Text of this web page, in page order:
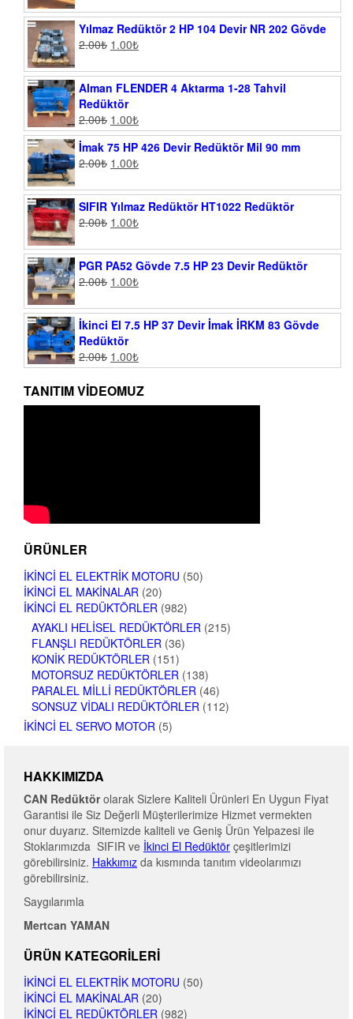
Yılmaz Redüktör 2 HP 104 Devir NR 202 Gövde
2.00₺ 1.00₺
Alman FLENDER 4 Aktarma 1-28 Tahvil
Redüktör
2.00₺ 1.00₺
İmak 75 HP 426 Devir Redüktör Mil 90 mm
2.00₺ 1.00₺
SIFIR Yılmaz Redüktör HT1022 Redüktör
2.00₺ 1.00₺
PGR PA52 Gövde 7.5 HP 23 Devir Redüktör
2.00₺ 1.00₺
İkinci El 7.5 HP 37 Devir İmak İRKM 83 Gövde
Redüktör
2.00₺ 1.00₺
TANITIM VIDEOMUZ
ÜRÜNLER
İKINCI EL ELEKTRIK MOTORU (50)
İKINCI EL MAKINALAR (20)
İKINCI EL REDÜKTÖRLER (982)
AYAKLI HELISEL REDÜKTÖRLER (215)
FLANŞLI REDÜKTÖRLER (36)
KONIK REDÜKTÖRLER (151)
MOTORSUZ REDÜKTÖRLER (138)
PARALEL MILLI REDÜKTÖRLER (46)
SONSUZ VIDALI REDÜKTÖRLER (112)
İKINCI EL SERVO MOTOR (5)
HAKKIMIZDA
CAN Redüktörolarak Sizlere Kaliteli Ürünleri En Uygun Fiyat
Garantisi ile Siz Değerli Müşterilerimize Hizmet vermekten
onur duyarız. Sitemizde kaliteli ve Geniş Ürün Yelpazesi ile
Stoklarımızda SIFIR ve İkinci El Redüktör çeşitlerimizi
görebilirsiniz. Hakkımız da kısmında tanıtım videolarımızı
görebilirsiniz.
Saygılarımla
Mertcan YAMAN
ÜRÜN KATEGORILERI
İKINCI EL ELEKTRIK MOTORU (50)
İKINCI EL MAKINALAR (20)
İKINCI EL REDÜKTÖRLER (982)